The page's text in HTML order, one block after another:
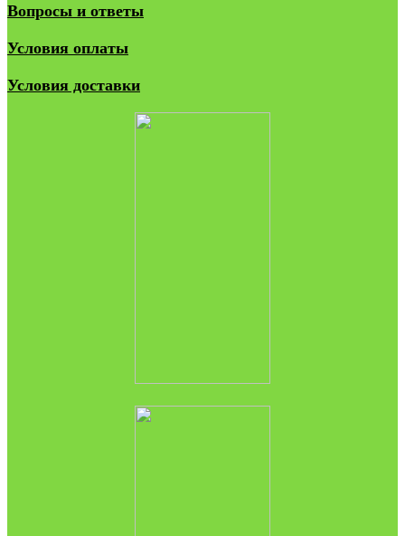
Вопросы и ответы
Условия оплаты
Условия доставки